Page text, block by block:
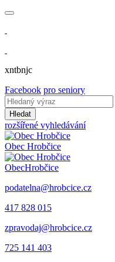
xntbnjc
Facebook pro seniory
Hledat
rozšířené vyhledávání
Obec Hrobčice
ObecHrobčice
podatelna@hrobcice.cz
417 828 015
zpravodaj@hrobcice.cz
725 141 403